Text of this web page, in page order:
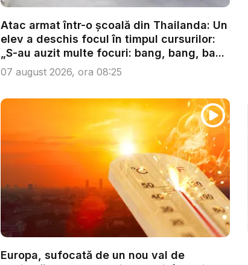
Atac armat într-o școală din Thailanda: Un
elev a deschis focul în timpul cursurilor:
„S-au auzit multe focuri: bang, bang, ba...
07 august 2026, ora 08:25
Europa, sufocată de un nou val de